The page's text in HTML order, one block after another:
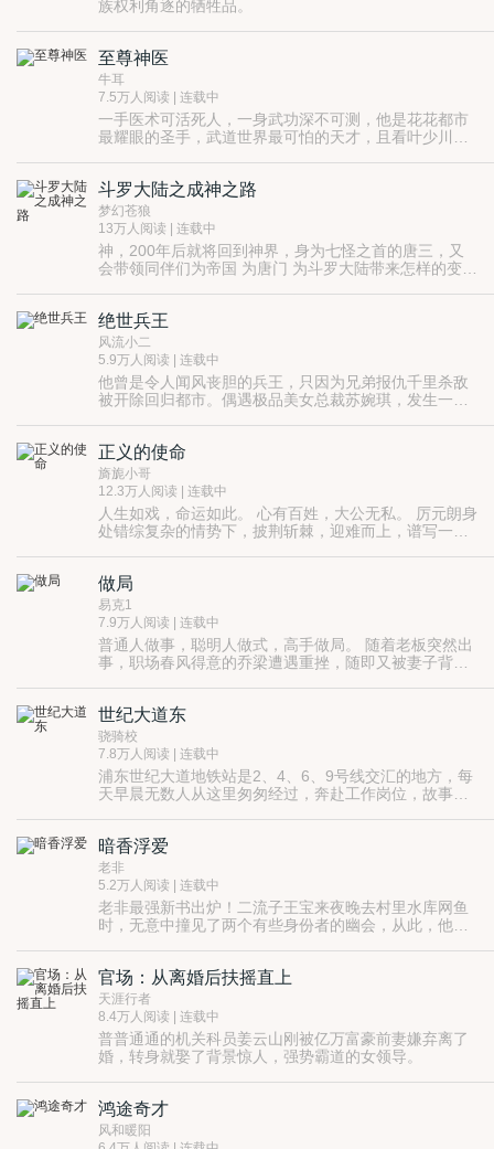
族权利角逐的牺牲品。
从？
至尊神医
牛耳
7.5万人阅读 | 连载中
一手医术可活死人，一身武功深不可测，他是花花都市
最耀眼的圣手，武道世界最可怕的天才，且看叶少川如
斗罗大陆之成神之路
梦幻苍狼
13万人阅读 | 连载中
神，200年后就将回到神界，身为七怪之首的唐三，又
会带领同伴们为帝国 为唐门 为斗罗大陆带来怎样的变
绝世兵王
风流小二
5.9万人阅读 | 连载中
他曾是令人闻风丧胆的兵王，只因为兄弟报仇千里杀敌
被开除回归都市。偶遇极品美女总裁苏婉琪，发生一段
正义的使命
旖旎小哥
12.3万人阅读 | 连载中
人生如戏，命运如此。 心有百姓，大公无私。 厉元朗身
处错综复杂的情势下，披荆斩棘，迎难而上，谱写一曲
做局
易克1
7.9万人阅读 | 连载中
普通人做事，聪明人做式，高手做局。 随着老板突然出
事，职场春风得意的乔梁遭遇重挫，随即又被妻子背
世纪大道东
骁骑校
7.8万人阅读 | 连载中
浦东世纪大道地铁站是2、4、6、9号线交汇的地方，每
天早晨无数人从这里匆匆经过，奔赴工作岗位，故事从
暗香浮爱
老非
5.2万人阅读 | 连载中
老非最强新书出炉！二流子王宝来夜晚去村里水库网鱼
时，无意中撞见了两个有些身份者的幽会，从此，他的
官场：从离婚后扶摇直上
天涯行者
8.4万人阅读 | 连载中
普普通通的机关科员姜云山刚被亿万富豪前妻嫌弃离了
婚，转身就娶了背景惊人，强势霸道的女领导。
前妻说：“他的才华不应该浪费在仕途之上…”
现任说：“仕途才是他真正应该纵横的疆场…”
前妻与现任，权势与财富，交织纠缠着，成就了姜
鸿途奇才
风和暖阳